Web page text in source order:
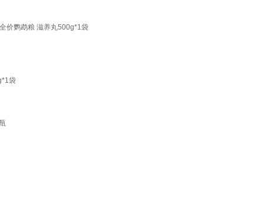
价鹦鹉粮 滋养丸500g*1袋
袋